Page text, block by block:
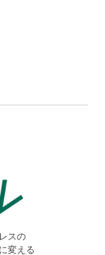
スの
変える